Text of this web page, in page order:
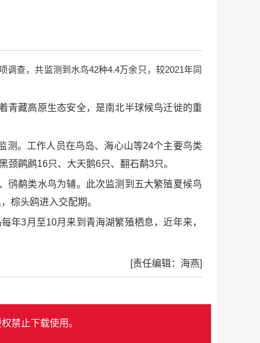
查，共监测到水鸟42种4.4万余只，较2021年同
青藏高原生态安全，是南北半球候鸟迁徙的重
测。工作人员在鸟岛、海心山等24个主要鸟类
䴙䴘16只、大天鹅6只、翻石鹬3只。
鸻鹬类水鸟为辅。此次监测到五大繁殖夏候鸟
棕头鸥进入交配期。
年3月至10月来到青海湖繁殖栖息，近年来，
[责任编辑：海燕]
禁止下载使用。